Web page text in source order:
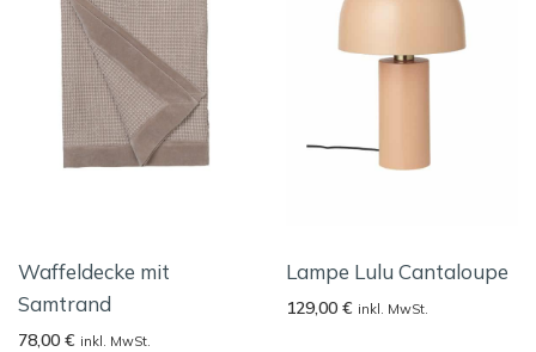
Waffeldecke mit
Samtrand
78,00 € inkl. MwSt.
Lampe Lulu Cantaloupe
129,00 € inkl. MwSt.